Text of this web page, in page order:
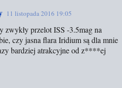
11 listopada 2016 19:05
zwykły przelot ISS -3.5mag na
czy jasna flara Iridium są dla mnie
bardziej atrakcyjne od z****ej